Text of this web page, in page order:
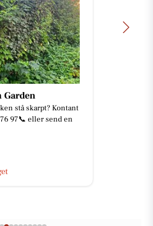
Garden
stå skarpt? Kontant
97📞 eller send en